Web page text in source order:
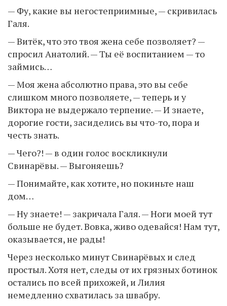
— Фу, какие вы негостеприимные, — скривилась
Галя.
— Витёк, что это твоя жена себе позволяет? —
спросил Анатолий. — Ты её воспитанием — то
займись…
— Моя жена абсолютно права, это вы себе
слишком много позволяете, — теперь и у
Виктора не выдержало терпение. — И знаете,
дорогие гости, засиделись вы что-то, пора и
честь знать.
— Чего?! — в один голос воскликнули
Свинарёвы. — Выгоняешь?
— Понимайте, как хотите, но покиньте наш
дом…
— Ну знаете! — закричала Галя. — Ноги моей тут
больше не будет. Вовка, живо одевайся! Нам тут,
оказывается, не рады!
Через несколько минут Свинарёвых и след
простыл. Хотя нет, следы от их грязных ботинок
остались по всей прихожей, и Лилия
немедленно схватилась за швабру.